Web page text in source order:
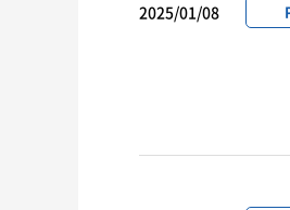
2025/01/08